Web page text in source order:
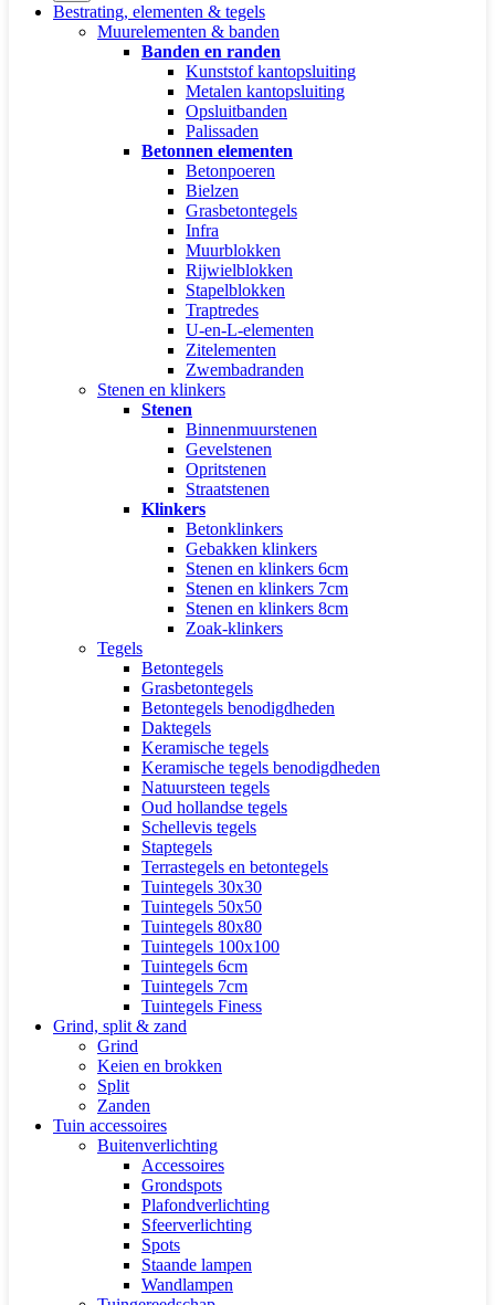
Bestrating, elementen & tegels
Muurelementen & banden
Banden en randen
Kunststof kantopsluiting
Metalen kantopsluiting
Opsluitbanden
Palissaden
Betonnen elementen
Betonpoeren
Bielzen
Grasbetontegels
Infra
Muurblokken
Rijwielblokken
Stapelblokken
Traptredes
U-en-L-elementen
Zitelementen
Zwembadranden
Stenen en klinkers
Stenen
Binnenmuurstenen
Gevelstenen
Opritstenen
Straatstenen
Klinkers
Betonklinkers
Gebakken klinkers
Stenen en klinkers 6cm
Stenen en klinkers 7cm
Stenen en klinkers 8cm
Zoak-klinkers
Tegels
Betontegels
Grasbetontegels
Betontegels benodigdheden
Daktegels
Keramische tegels
Keramische tegels benodigdheden
Natuursteen tegels
Oud hollandse tegels
Schellevis tegels
Staptegels
Terrastegels en betontegels
Tuintegels 30x30
Tuintegels 50x50
Tuintegels 80x80
Tuintegels 100x100
Tuintegels 6cm
Tuintegels 7cm
Tuintegels Finess
Grind, split & zand
Grind
Keien en brokken
Split
Zanden
Tuin accessoires
Buitenverlichting
Accessoires
Grondspots
Plafondverlichting
Sfeerverlichting
Spots
Staande lampen
Wandlampen